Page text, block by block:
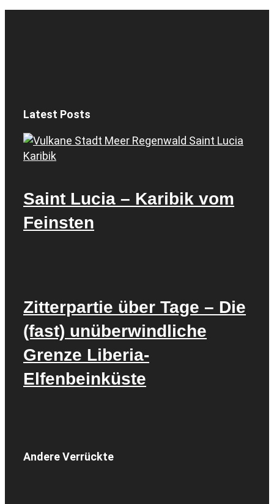
Latest Posts
Saint Lucia – Karibik vom
Feinsten
Zitterpartie über Tage – Die
(fast) unüberwindliche
Grenze Liberia-
Elfenbeinküste
Andere Verrückte